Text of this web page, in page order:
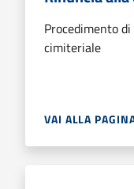
Procedimento
cimiteriale
VAI ALLA